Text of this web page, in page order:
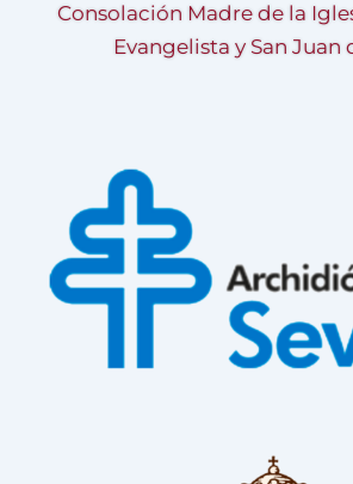
Consolación Madre de la
Evangelista y San Juan